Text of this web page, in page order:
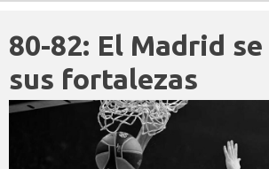
80-82: El Madrid
sus fortalezas